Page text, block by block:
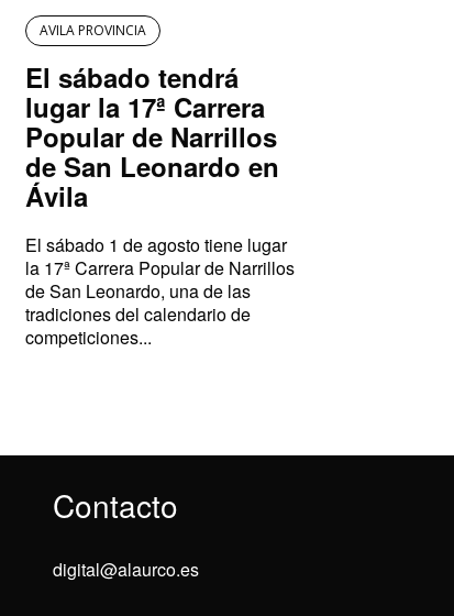
AVILA PROVINCIA
El sábado tendrá
lugar la 17ª Carrera
Popular de Narrillos
de San Leonardo en
Ávila
El sábado 1 de agosto tiene lugar
la 17ª Carrera Popular de Narrillos
de San Leonardo, una de las
tradiciones del calendario de
competiciones...
Contacto
digital@alaurco.es